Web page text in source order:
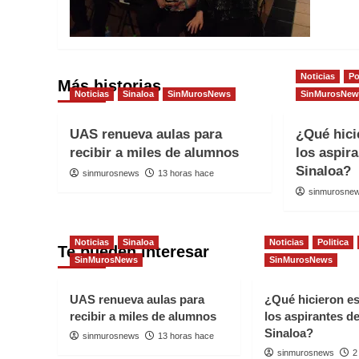
Más historias
Noticias Sinaloa SinMurosNews
UAS renueva aulas para
recibir a miles de alumnos
sinmurosnews 13 horas hace
Noticias
¿Qué
los
Sinaloa?
Te pueden interesar
Noticias
Sinaloa
SinMurosNews
UAS renueva aulas para
recibir a miles de alumnos
sinmurosnews 13 horas hace
Noticias
Politica
SinMurosNews
¿Qué hicieron
los aspirantes
Sinaloa?
sinmurosnews 2